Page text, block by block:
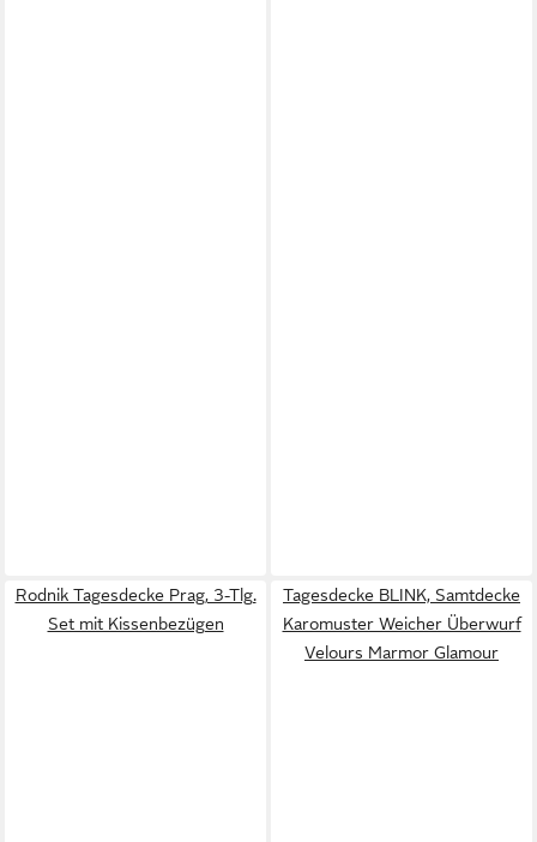
Rodnik Tagesdecke Prag, 3-Tlg.
Set mit Kissenbezügen
Tagesdecke BLINK, Samtdecke
Karomuster Weicher Überwurf
Velours Marmor Glamour